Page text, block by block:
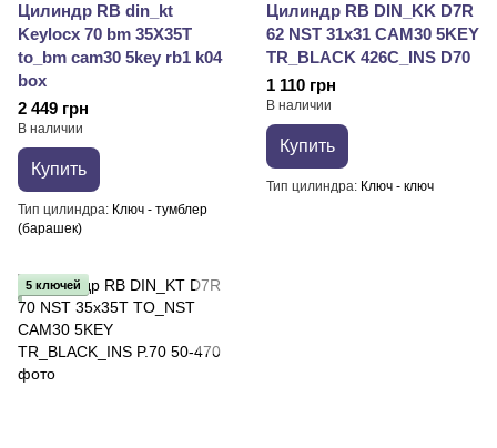
Цилиндр RB din_kt
Keylocx 70 bm 35X35T
to_bm cam30 5key rb1 k04
box
2 449 грн
В наличии
Купить
Тип цилиндра Ключ - тумблер
(барашек)
Цилиндр RB DIN_KK D7R
62 NST 31x31 CAM30 5KEY
TR_BLACK 426С_INS D70
1 110 грн
В наличии
Купить
Тип цилиндра Ключ - ключ
5 ключей